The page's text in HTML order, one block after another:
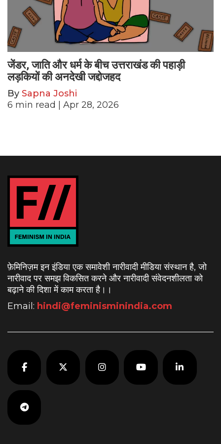
जेंडर, जाति और धर्म के बीच उत्तराखंड की पहाड़ी
लड़कियों की अनदेखी जद्दोजहद
By Sapna Joshi
6 min read | Apr 28, 2026
फ़ेमिनिज़म इन इंडिया एक समावेशी नारीवादी मीडिया संस्थान है, जो
नारीवाद पर समझ विकसित करने और नारीवादी संवेदनशीलता को
बढ़ाने की दिशा में काम करता है। ।
Email: hindi@feminisminindia.com